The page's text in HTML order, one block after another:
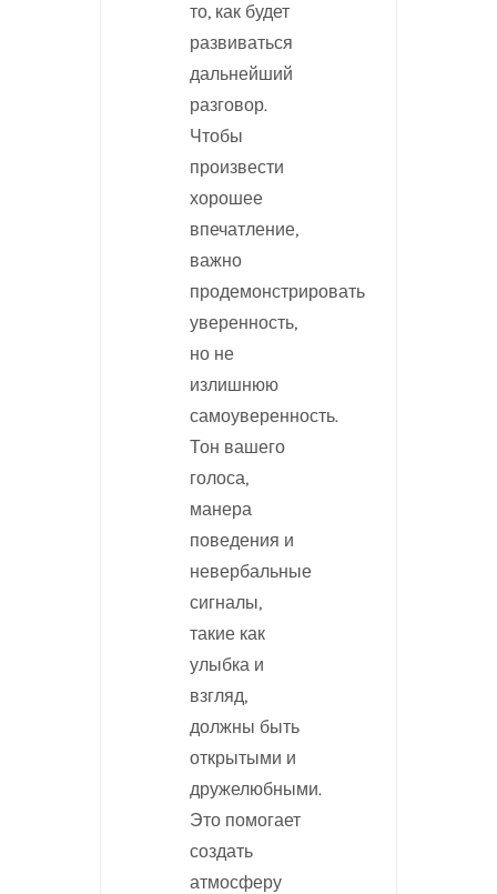
то, как будет
развиваться
дальнейший
разговор.
Чтобы
произвести
хорошее
впечатление,
важно
продемонстрировать
уверенность,
но не
излишнюю
самоуверенность.
Тон вашего
голоса,
манера
поведения и
невербальные
сигналы,
такие как
улыбка и
взгляд,
должны быть
открытыми и
дружелюбными.
Это помогает
создать
атмосферу